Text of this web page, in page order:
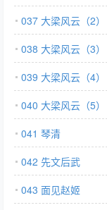
037 大梁风云（2）
038 大梁风云（3）
039 大梁风云（4）
040 大梁风云（5）
041 琴清
042 先文后武
043 面见赵姬